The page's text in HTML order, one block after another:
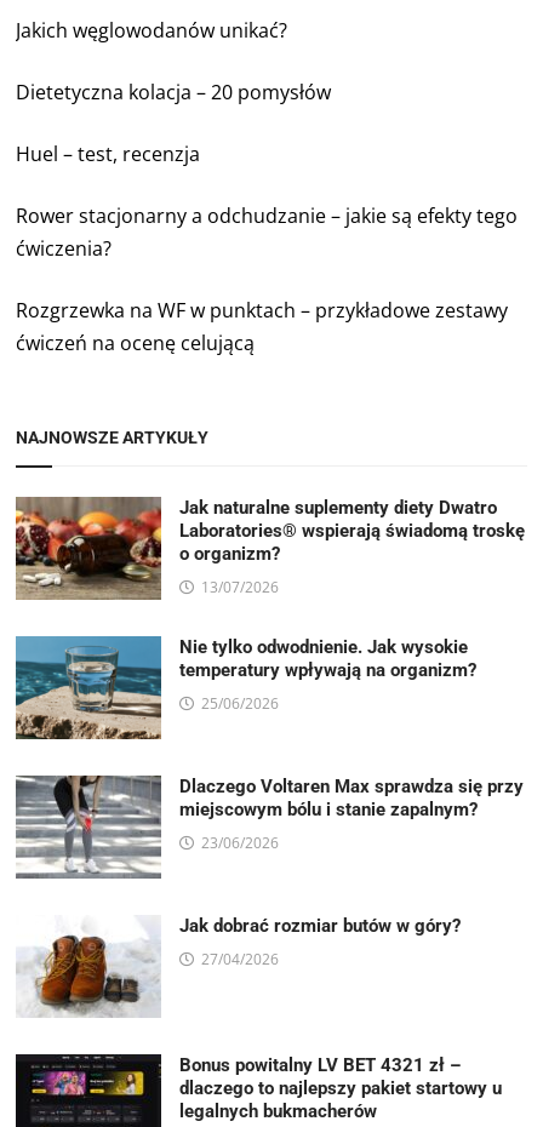
Jakich węglowodanów unikać?
Dietetyczna kolacja – 20 pomysłów
Huel – test, recenzja
Rower stacjonarny a odchudzanie – jakie są efekty tego
ćwiczenia?
Rozgrzewka na WF w punktach – przykładowe zestawy
ćwiczeń na ocenę celującą
NAJNOWSZE ARTYKUŁY
Jak naturalne suplementy diety Dwatro
Laboratories® wspierają świadomą troskę
o organizm?
13/07/2026
Nie tylko odwodnienie. Jak wysokie
temperatury wpływają na organizm?
25/06/2026
Dlaczego Voltaren Max sprawdza się przy
miejscowym bólu i stanie zapalnym?
23/06/2026
Jak dobrać rozmiar butów w góry?
27/04/2026
Bonus powitalny LV BET 4321 zł –
dlaczego to najlepszy pakiet startowy u
legalnych bukmacherów